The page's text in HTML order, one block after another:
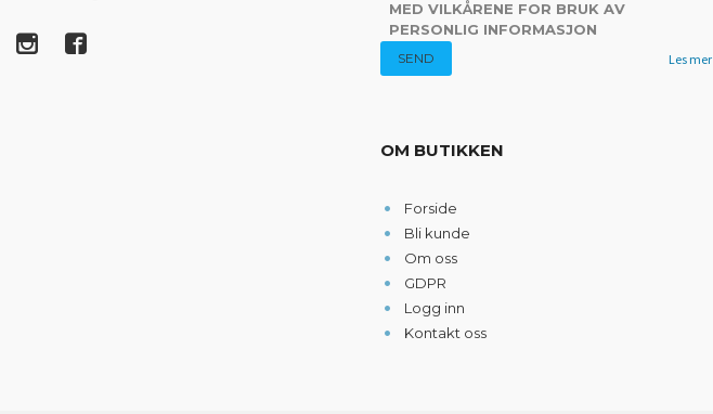
MED VILKÅRENE FOR BRUK AV
PERSONLIG INFORMASJON
Les mer
OM BUTIKKEN
Forside
Bli kunde
Om oss
GDPR
Logg inn
Kontakt oss